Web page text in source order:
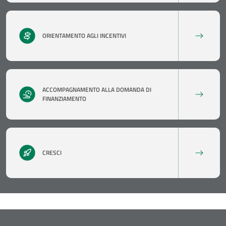
ORIENTAMENTO AGLI INCENTIVI
ACCOMPAGNAMENTO ALLA DOMANDA DI
FINANZIAMENTO
CRESCI